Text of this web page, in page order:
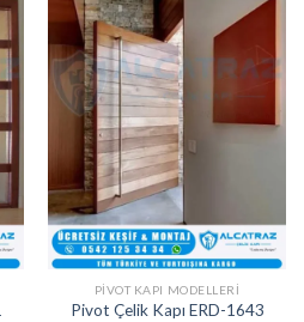
PIVOT KAPI MODELLERI
Pivot Çelik Kapı ERD-1643